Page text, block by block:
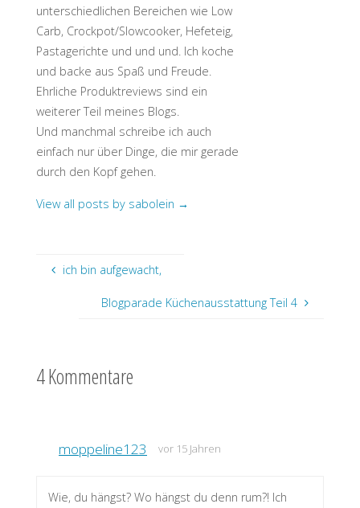
unterschiedlichen Bereichen wie Low
Carb, Crockpot/Slowcooker, Hefeteig,
Pastagerichte und und und. Ich koche
und backe aus Spaß und Freude.
Ehrliche Produktreviews sind ein
weiterer Teil meines Blogs.
Und manchmal schreibe ich auch
einfach nur über Dinge, die mir gerade
durch den Kopf gehen.
View all posts by sabolein →
ich bin aufgewacht,
Blogparade Küchenausstattung Teil 4
4 Kommentare
moppeline123 vor 15 Jahren
Wie, du hängst? Wo hängst du denn rum?! Ich